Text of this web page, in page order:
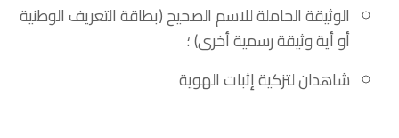
الوثيقة الحاملة للاسم الصحيح (بطاقة التعريف الوطنية
أو أية وثيقة رسمية أخرى) ؛
شاهدان لتزكية إثبات الهوية